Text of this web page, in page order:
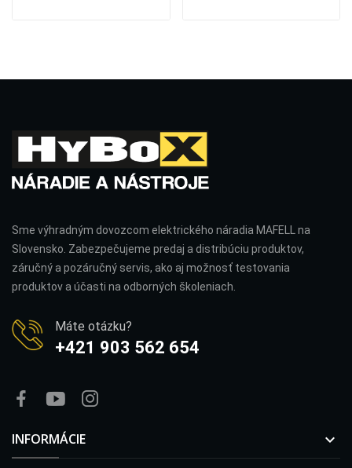
Sme výhradným dovozcom elektrického náradia MAFELL na
Slovensko. Zabezpečujeme predaj a distribúciu produktov,
záručný a pozáručný servis, ako aj možnosť testovania
produktov a účasti na odborných školeniach.
Máte otázku?
+421 903 562 654
INFORMÁCIE 